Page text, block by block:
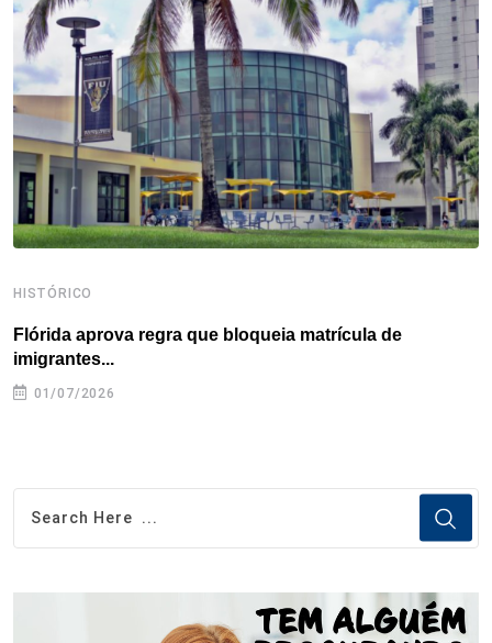
o
o
k
r
d
I
n
e
s
d
s
A
p
p
HISTÓRICO
Flórida aprova regra que bloqueia matrícula de
imigrantes...
01/07/2026